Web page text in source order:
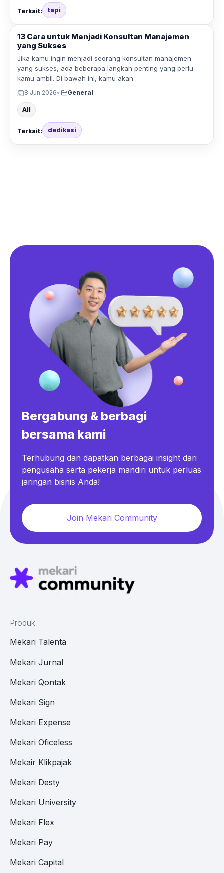
Terkait: tapi
13 Cara untuk Menjadi Konsultan Manajemen
yang Sukses
Jika kamu ingin menjadi seorang konsultan manajemen
yang sukses, ada beberapa langkah penting yang perlu
kamu ambil. Di bawah ini, kamu akan…
8 Jun 2026• General
All
Terkait: dedikasi
Bergabung & berbagi
bersama kami
Terhubung dan dapatkan berbagai insight dari
pengusaha serta pekerja mandiri untuk perluas
jaringan bisnis Anda!
Join Mekari Community
Produk
Mekari Talenta
Mekari Jurnal
Mekari Qontak
Mekari Sign
Mekari Expense
Mekari Oficeless
Mekair Klikpajak
Mekari Desty
Mekari University
Mekari Flex
Mekari Pay
Mekari Capital